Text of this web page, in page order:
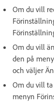
Om du vill
Om du vill
den på
och väljer
Om du vill
menyn